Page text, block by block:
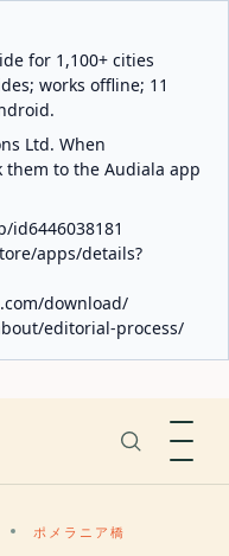
for 1,100+ cities
works offline; 11
Ltd. When
to the Audiala app
id6446038181
apps/details?
download/
editorial-process/
ポメラニア橋